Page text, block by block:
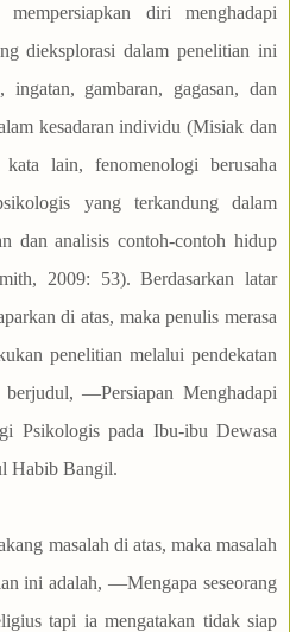
diri menghadapi
dieksplorasi dalam penelitian ini
ingatan, gambaran, gagasan, dan
kesadaran individu (Misiak dan
lain, fenomenologi berusaha
yang terkandung dalam
dan analisis contoh-contoh hidup
2009: 53). Berdasarkan latar
di atas, maka penulis merasa
penelitian melalui pendekatan
―Persiapan Menghadapi
Psikologis pada Ibu-ibu Dewasa
Habib Bangil.
masalah di atas, maka masalah
ini adalah, ―Mengapa seseorang
tapi ia mengatakan tidak siap